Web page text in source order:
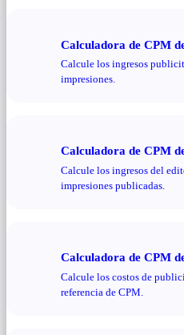
Calculadora de CPM
Calcule los ingresos
impresiones.
Calculadora de CPM
Calcule los ingresos del
impresiones publicadas.
Calculadora de CPM
Calcule los costos de
referencia de CPM.